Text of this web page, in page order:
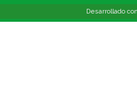
Desarrollado